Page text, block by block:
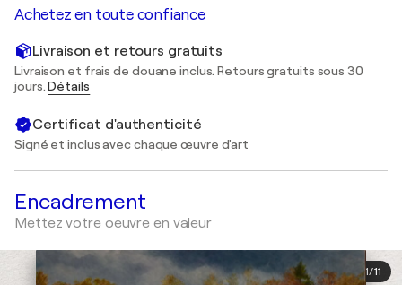
Achetez en toute confiance
Livraison et retours gratuits
Livraison et frais de douane inclus. Retours gratuits sous 30
jours.Détails
Certificat d'authenticité
Signé et inclus avec chaque œuvre d'art
Encadrement
Mettez votre oeuvre en valeur
1/11